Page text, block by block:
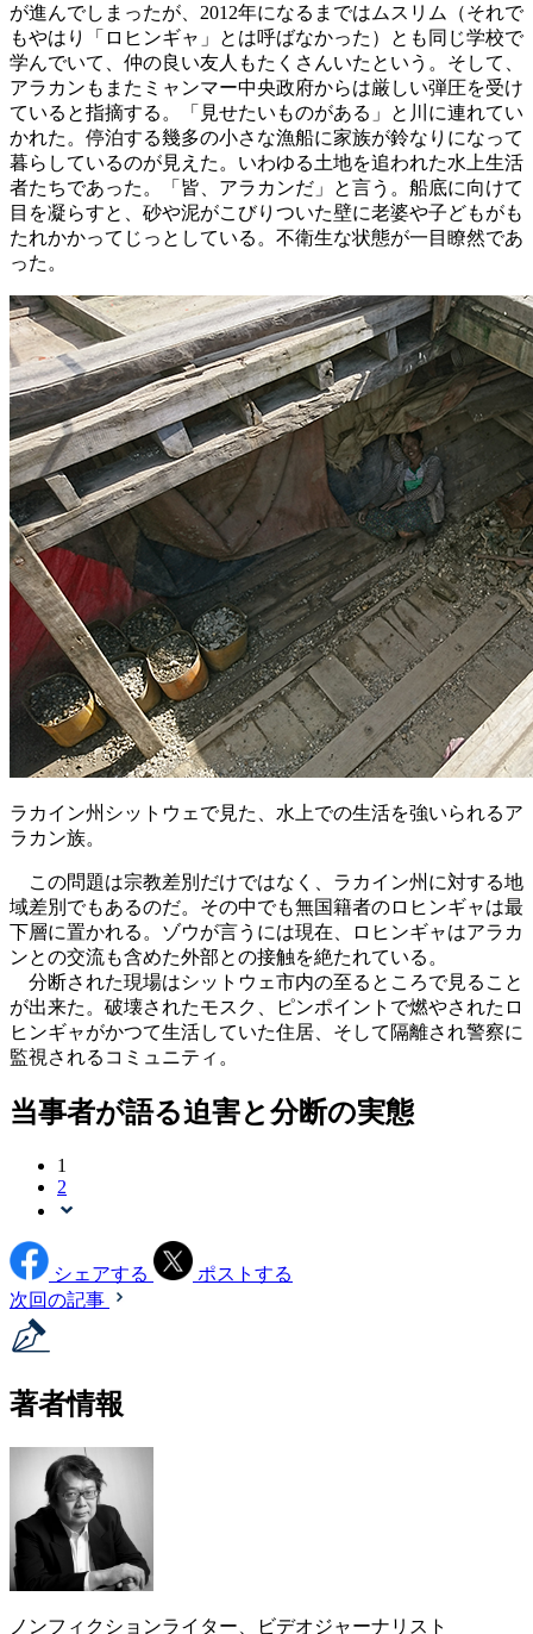
が進んでしまったが、2012年になるまではムスリム（それで
もやはり「ロヒンギャ」とは呼ばなかった）とも同じ学校で
学んでいて、仲の良い友人もたくさんいたという。そして、
アラカンもまたミャンマー中央政府からは厳しい弾圧を受け
ていると指摘する。「見せたいものがある」と川に連れてい
かれた。停泊する幾多の小さな漁船に家族が鈴なりになって
暮らしているのが見えた。いわゆる土地を追われた水上生活
者たちであった。「皆、アラカンだ」と言う。船底に向けて
目を凝らすと、砂や泥がこびりついた壁に老婆や子どもがも
たれかかってじっとしている。不衛生な状態が一目瞭然であ
った。
ラカイン州シットウェで見た、水上での生活を強いられるア
ラカン族。
この問題は宗教差別だけではなく、ラカイン州に対する地
域差別でもあるのだ。その中でも無国籍者のロヒンギャは最
下層に置かれる。ゾウが言うには現在、ロヒンギャはアラカ
ンとの交流も含めた外部との接触を絶たれている。
分断された現場はシットウェ市内の至るところで見ること
が出来た。破壊されたモスク、ピンポイントで燃やされたロ
ヒンギャがかつて生活していた住居、そして隔離され警察に
監視されるコミュニティ。
当事者が語る迫害と分断の実態
1
2
シェアする
ポストする
次回の記事
著者情報
ノンフィクションライター、ビデオジャーナリスト